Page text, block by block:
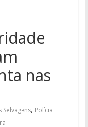
nas
Selvagens, Polícia